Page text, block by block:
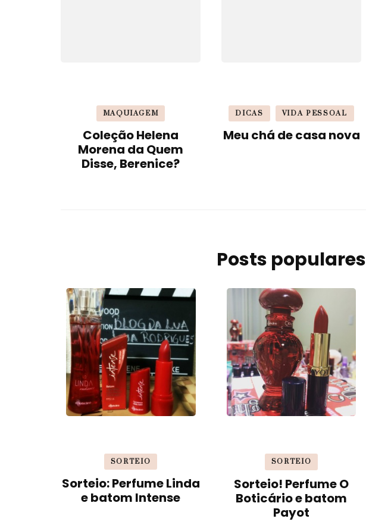
MAQUIAGEM
Coleção Helena
Morena da Quem
Disse, Berenice?
DICAS VIDA PESSOAL
Meu chá de casa nova
Posts populares
SORTEIO
Sorteio: Perfume Linda
e batom Intense
SORTEIO
Sorteio! Perfume O
Boticário e batom
Payot